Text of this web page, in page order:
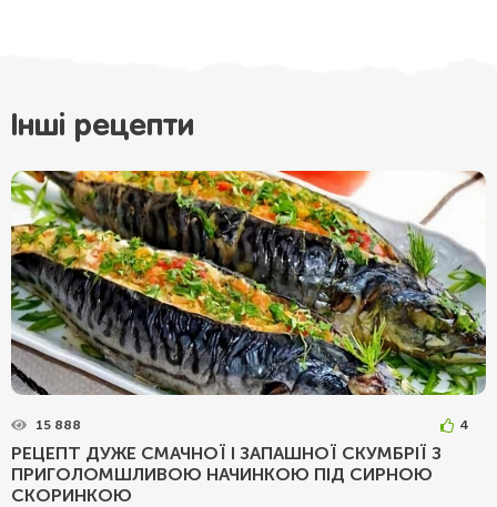
Інші рецепти
15 888 4
РЕЦЕПТ ДУЖЕ СМАЧНОЇ І ЗАПАШНОЇ СКУМБРІЇ З
ПРИГОЛОМШЛИВОЮ НАЧИНКОЮ ПІД СИРНОЮ
СКОРИНКОЮ